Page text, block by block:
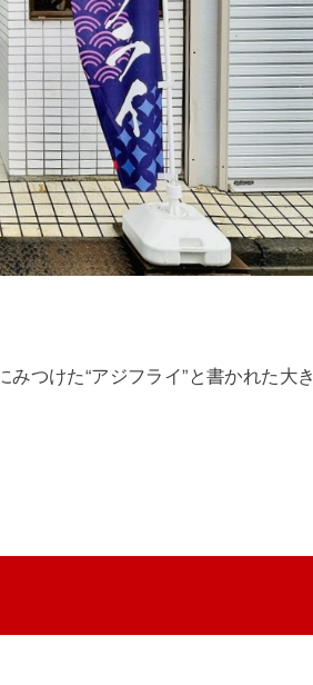
つけた“アジフライ”と書かれた大き